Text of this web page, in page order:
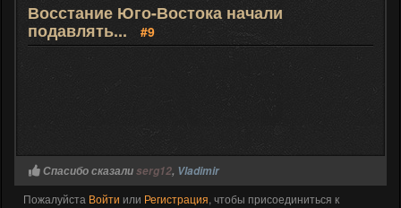
Восстание Юго-Востока начали
подавлять... #9
Спасибо сказалиserg12, Vladimir
Пожалуйста Войти или Регистрация, чтобы присоединиться к